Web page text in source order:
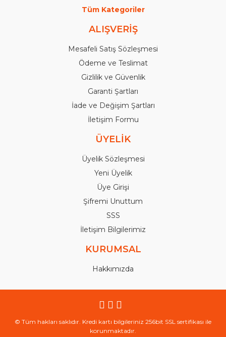
Tüm Kategoriler
ALIŞVERİŞ
Mesafeli Satış Sözleşmesi
Ödeme ve Teslimat
Gizlilik ve Güvenlik
Garanti Şartları
İade ve Değişim Şartları
İletişim Formu
ÜYELİK
Üyelik Sözleşmesi
Yeni Üyelik
Üye Girişi
Şifremi Unuttum
SSS
İletişim Bilgilerimiz
KURUMSAL
Hakkımızda
© Tüm hakları saklıdır. Kredi kartı bilgileriniz 256bit SSL sertifikası ile
korunmaktadır.